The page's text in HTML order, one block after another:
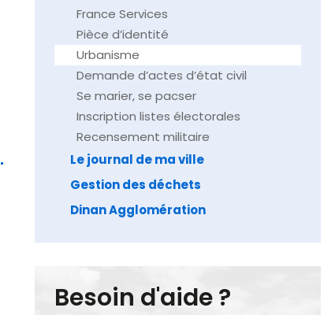
France Services
Pièce d’identité
Urbanisme
Demande d’actes d’état civil
Se marier, se pacser
Inscription listes électorales
Recensement militaire
Le journal de ma ville
Gestion des déchets
Dinan Agglomération
Besoin d'aide ?